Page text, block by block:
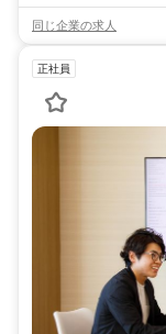
同じ企業の求人
正社員